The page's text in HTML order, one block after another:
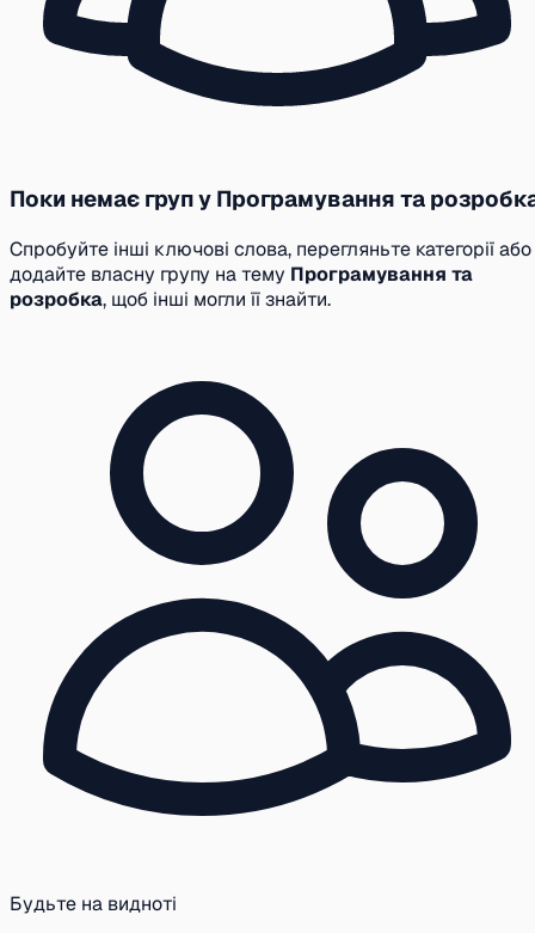
Поки немає груп у Програмування та
Спробуйте інші ключові слова, перегляньте категорії або
додайте власну групу на тему Програмування та
розробка, щоб інші могли її знайти.
Будьте на видноті